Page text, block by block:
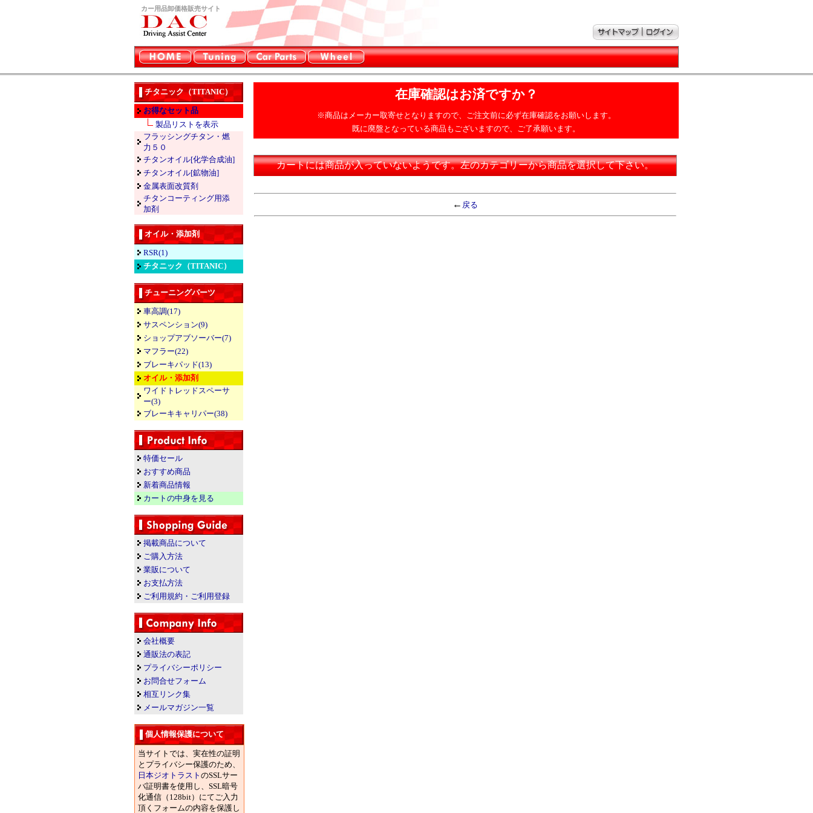
カー用品卸価格販売サイト
チタニック（TITANIC）
お得なセット品
製品リストを表示
フラッシングチタン・燃
力５０
チタンオイル[化学合成油]
チタンオイル[鉱物油]
金属表面改質剤
チタンコーティング用添
加剤
オイル・添加剤
RSR(1)
チタニック（TITANIC）
チューニングパーツ
車高調(17)
サスペンション(9)
ショップアブソーバー(7)
マフラー(22)
ブレーキパッド(13)
オイル・添加剤
ワイドトレッドスペーサ
ー(3)
ブレーキキャリパー(38)
特価セール
おすすめ商品
新着商品情報
カートの中身を見る
掲載商品について
ご購入方法
業販について
お支払方法
ご利用規約・ご利用登録
会社概要
通販法の表記
プライバシーポリシー
お問合せフォーム
相互リンク集
メールマガジン一覧
個人情報保護について
当サイトでは、実在性の証明
とプライバシー保護のため、
日本ジオトラスト のSSLサー
バ証明書を使用し、SSL暗号
化通信（128bit）にてご入力
頂くフォームの内容を保護し
在庫確認はお済ですか？
※商品はメーカー取寄せとなりますので、ご注文前に必ず在庫確認をお願いします。
既に廃盤となっている商品もございますので、ご了承願います。
カートには商品が入っていないようです。左のカテゴリーから商品を選択して下さい。
← 戻る